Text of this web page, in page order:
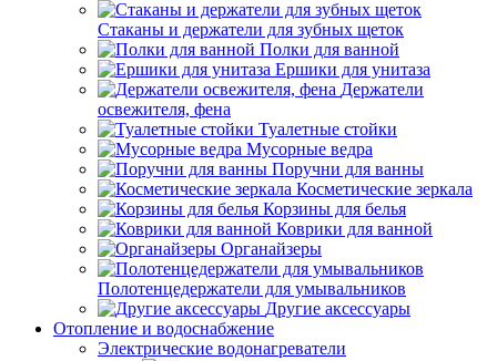
Стаканы и держатели для зубных щеток
Полки для ванной
Ершики для унитаза
Держатели
освежителя, фена
Туалетные стойки
Мусорные ведра
Поручни для ванны
Косметические зеркала
Корзины для белья
Коврики для ванной
Органайзеры
Полотенцедержатели для умывальников
Другие аксессуары
Отопление и водоснабжение
Электрические водонагреватели